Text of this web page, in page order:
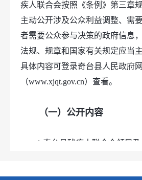
疾人联合会按照《条例》第三章
主动公开涉及公众利益调整、需
者需要公众参与决策的政府信息
法规、规章和国家有关规定应当
具体内容可登录奇台县人民政府网
（www.xjqt.gov.cn）查看。
（一）公开内容
1.奇台县残疾人联合会领导及
办公地点；